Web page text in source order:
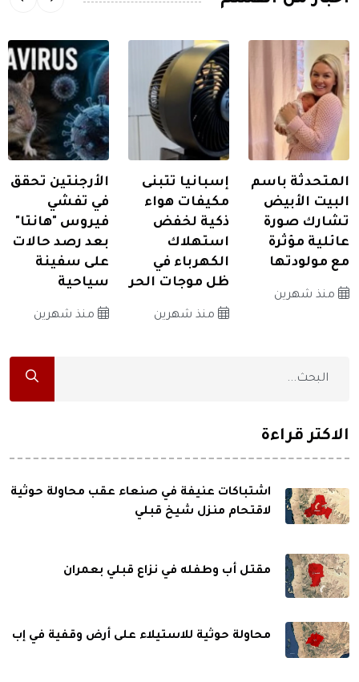
المتحدثة باسم
البيت الأبيض
تشارك صورة
عائلية مؤثرة
مع مولودتها
منذ شهرين
إسبانيا تتبنى
مكيفات هواء
ذكية لخفض
استهلاك
الكهرباء في
ظل موجات الحر
منذ شهرين
الأرجنتين تحقق
في تفشي
فيروس "هانتا"
بعد رصد حالات
على سفينة
سياحية
منذ شهرين
الاكثر قراءة
اشتباكات عنيفة في صنعاء عقب محاولة حوثية
لاقتحام منزل شيخ قبلي
مقتل أب وطفله في نزاع قبلي بعمران
محاولة حوثية للاستيلاء على أرض وقفية في إب